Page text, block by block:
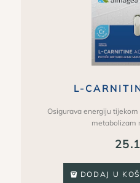
L-
Osigurava energiju
metabolizam
DODAJ U